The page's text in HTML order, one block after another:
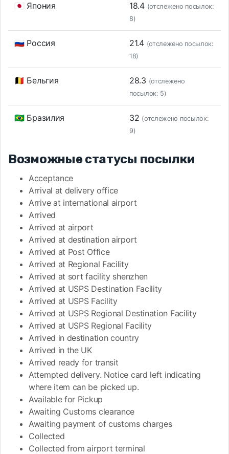
🇯🇵 Япония 18.4 (отслежено посылок:
8)
🇷🇺 Россия 21.4 (отслежено посылок:
18)
🇧🇪 Бельгия 28.3 (отслежено
посылок: 5)
🇧🇷 Бразилия 32 (отслежено посылок:
9)
Возможные статусы посылки
Acceptance
Arrival at delivery office
Arrive at international airport
Arrived
Arrived at airport
Arrived at destination airport
Arrived at Post Office
Arrived at Regional Facility
Arrived at sort facility shenzhen
Arrived at USPS Destination Facility
Arrived at USPS Facility
Arrived at USPS Regional Destination Facility
Arrived at USPS Regional Facility
Arrived in destination country
Arrived in the UK
Arrived ready for transit
Attempted delivery. Notice card left indicating
where item can be picked up.
Available for Pickup
Awaiting Customs clearance
Awaiting payment of customs charges
Collected
Collected from airport terminal